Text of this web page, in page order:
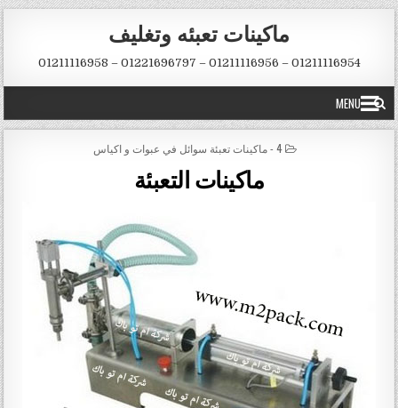
Skip to content
ماكينات تعبئه وتغليف
01211116954 – 01211116956 – 01221696797 – 01211116958
MENU
POSTED IN
4 - ماكينات تعبئة سوائل في عبوات و اكياس
ماكينات التعبئة